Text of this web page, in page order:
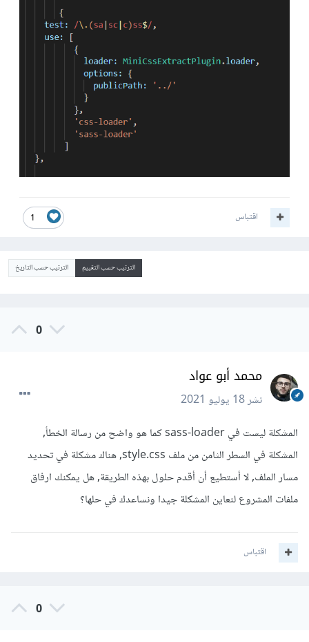
1 اقتباس
الترتيب حسب التقييم الترتيب حسب التاريخ
0
محمد أبو عواد
نشر18 يوليو 2021
المشكلة ليست في sass-loader كما هو واضح من رسالة الخطأ,
المشكلة في السطر الثامن من ملف style.css, هناك مشكلة في تحديد
مسار الملف, لا أستطيع أن أقدم حلول بهذه الطريقة, هل يمكنك ارفاق
ملفات المشروع لنعاين المشكلة جيدا ونساعدك في حلها؟
اقتباس
0